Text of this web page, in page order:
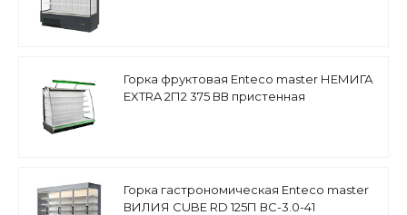
Горка фруктовая Enteco master НЕМИГА
EXTRA 2П2 375 ВВ пристенная
Горка гастрономическая Enteco master
ВИЛИЯ СUBE RD 125П ВC-3.0-41